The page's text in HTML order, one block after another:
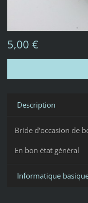
5,00 €
Description
Bride d'occasion de
En bon état général
Informatique